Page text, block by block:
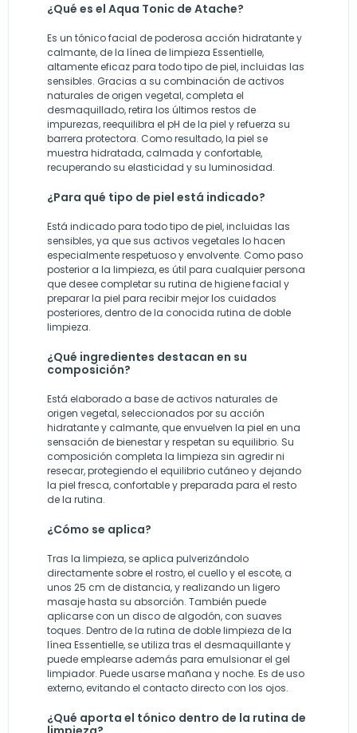
¿Qué es el Aqua Tonic de Atache?
Es un tónico facial de poderosa acción hidratante y
calmante, de la línea de limpieza Essentielle,
altamente eficaz para todo tipo de piel, incluidas las
sensibles. Gracias a su combinación de activos
naturales de origen vegetal, completa el
desmaquillado, retira los últimos restos de
impurezas, reequilibra el pH de la piel y refuerza su
barrera protectora. Como resultado, la piel se
muestra hidratada, calmada y confortable,
recuperando su elasticidad y su luminosidad.
¿Para qué tipo de piel está indicado?
Está indicado para todo tipo de piel, incluidas las
sensibles, ya que sus activos vegetales lo hacen
especialmente respetuoso y envolvente. Como paso
posterior a la limpieza, es útil para cualquier persona
que desee completar su rutina de higiene facial y
preparar la piel para recibir mejor los cuidados
posteriores, dentro de la conocida rutina de doble
limpieza.
¿Qué ingredientes destacan en su
composición?
Está elaborado a base de activos naturales de
origen vegetal, seleccionados por su acción
hidratante y calmante, que envuelven la piel en una
sensación de bienestar y respetan su equilibrio. Su
composición completa la limpieza sin agredir ni
resecar, protegiendo el equilibrio cutáneo y dejando
la piel fresca, confortable y preparada para el resto
de la rutina.
¿Cómo se aplica?
Tras la limpieza, se aplica pulverizándolo
directamente sobre el rostro, el cuello y el escote, a
unos 25 cm de distancia, y realizando un ligero
masaje hasta su absorción. También puede
aplicarse con un disco de algodón, con suaves
toques. Dentro de la rutina de doble limpieza de la
línea Essentielle, se utiliza tras el desmaquillante y
puede emplearse además para emulsionar el gel
limpiador. Puede usarse mañana y noche. Es de uso
externo, evitando el contacto directo con los ojos.
¿Qué aporta el tónico dentro de la rutina de